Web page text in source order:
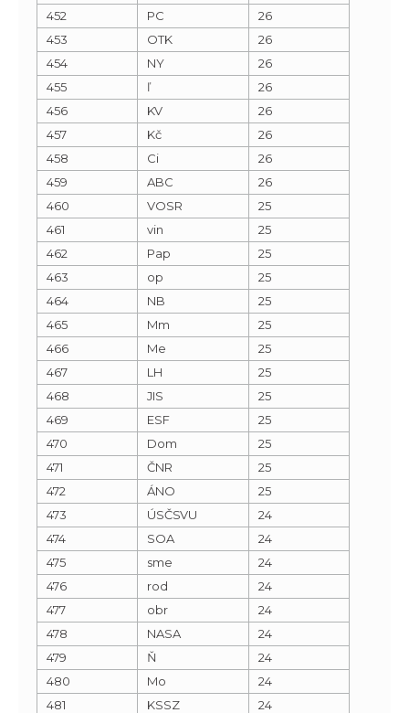
452
PC
26
453
OTK
26
454
NY
26
455
ľ
26
456
KV
26
457
Kč
26
458
Ci
26
459
ABC
26
460
VOSR
25
461
vin
25
462
Pap
25
463
op
25
464
NB
25
465
Mm
25
466
Me
25
467
LH
25
468
JIS
25
469
ESF
25
470
Dom
25
471
ČNR
25
472
ÁNO
25
473
ÚSČSVU
24
474
SOA
24
475
sme
24
476
rod
24
477
obr
24
478
NASA
24
479
Ň
24
480
Mo
24
481
KSSZ
24